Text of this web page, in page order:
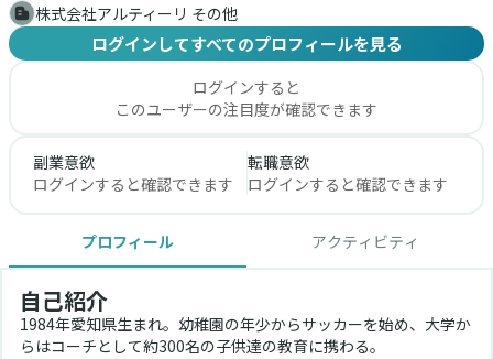
株式会社アルティーリ その他
ログインしてすべてのプロフィールを見る
ログインすると
このユーザーの注目度が確認できます
副業意欲
ログインすると確認できます
転職意欲
ログインすると確認できます
プロフィール アクティビティ
自己紹介
1984年愛知県生まれ。幼稚園の年少からサッカーを始め、大学か
らはコーチとして約300名の子供達の教育に携わる。